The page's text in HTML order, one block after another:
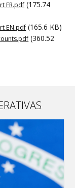
FR.pdf (175.74
EN.pdf (165.6 KB)
(360.52